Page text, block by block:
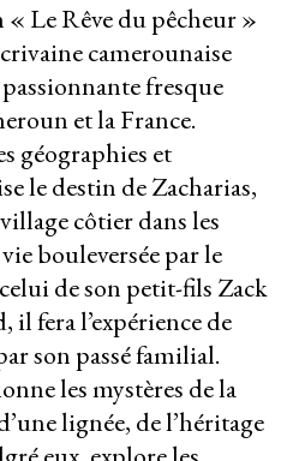
« Le Rêve du pêcheur »
camerounaise
fresque
et la France.
géographies et
le destin de Zacharias,
côtier dans les
bouleversée par le
de son petit-fils Zack
il fera l’expérience de
son passé familial.
les mystères de la
lignée, de l’héritage